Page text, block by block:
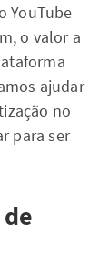
YouTube
o valor a
ajudar
no
para ser